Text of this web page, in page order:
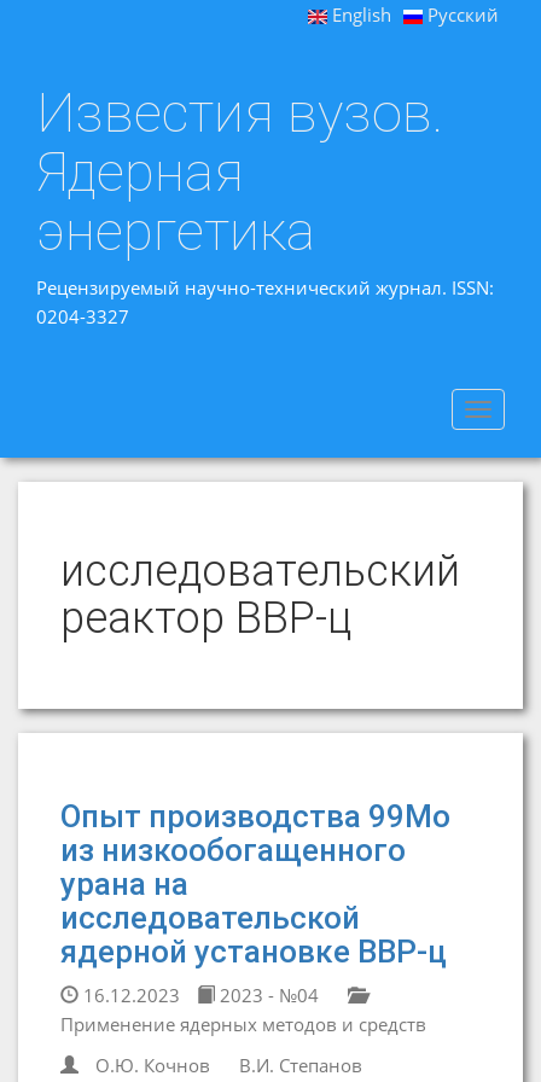
English Русский
Известия вузов.
Ядерная
энергетика
Рецензируемый научно-технический журнал. ISSN:
0204-3327
Toggle
исследовательский
реактор ВВР-ц
Опыт производства 99Мо
из низкообогащенного
урана на
исследовательской
ядерной установке ВВР-ц
16.12.2023
2023 - №04
Применение ядерных методов и средств
О.Ю. Кочнов
В.И. Степанов